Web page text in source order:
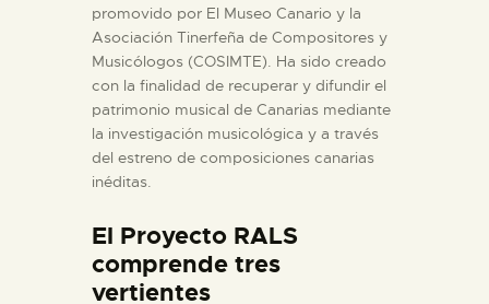
ACTIVIDADES
█
EL MUSEO
COLECCIONES
DIDÁCTICA
promovido por El Museo Canario y la
Asociación Tinerfeña de Compositores y
Musicólogos (COSIMTE). Ha sido creado
con la finalidad de recuperar y difundir el
patrimonio musical de Canarias mediante
la investigación musicológica y a través
del estreno de composiciones canarias
inéditas.
El Proyecto RALS
comprende tres
vertientes